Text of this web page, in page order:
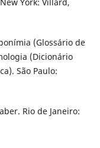
York: Villard,
(Glossário de
(Dicionário
São Paulo:
Rio de Janeiro: